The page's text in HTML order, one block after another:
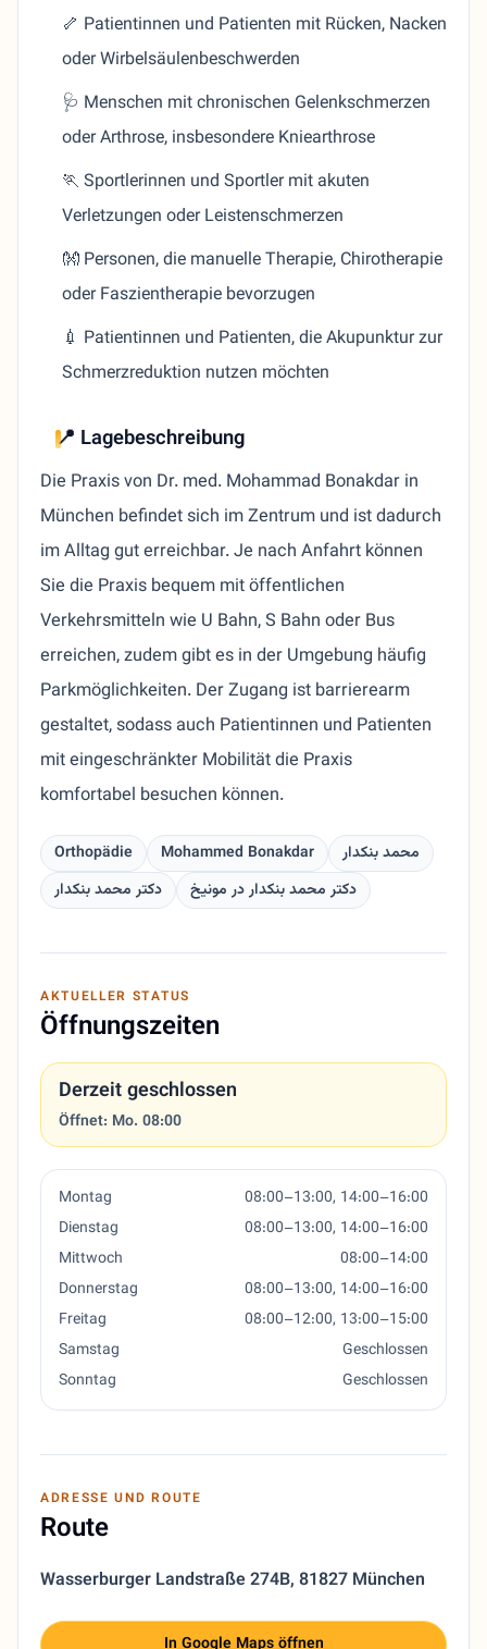
🦴 Patientinnen und Patienten mit Rücken, Nacken
oder Wirbelsäulenbeschwerden
🩺 Menschen mit chronischen Gelenkschmerzen
oder Arthrose, insbesondere Kniearthrose
🏃 Sportlerinnen und Sportler mit akuten
Verletzungen oder Leistenschmerzen
👐 Personen, die manuelle Therapie, Chirotherapie
oder Faszientherapie bevorzugen
💉 Patientinnen und Patienten, die Akupunktur zur
Schmerzreduktion nutzen möchten
📍 Lagebeschreibung
Die Praxis von Dr. med. Mohammad Bonakdar in
München befindet sich im Zentrum und ist dadurch
im Alltag gut erreichbar. Je nach Anfahrt können
Sie die Praxis bequem mit öffentlichen
Verkehrsmitteln wie U Bahn, S Bahn oder Bus
erreichen, zudem gibt es in der Umgebung häufig
Parkmöglichkeiten. Der Zugang ist barrierearm
gestaltet, sodass auch Patientinnen und Patienten
mit eingeschränkter Mobilität die Praxis
komfortabel besuchen können.
Orthopädie Mohammed Bonakdar
محمد بنکدار
دکتر محمد بنکدار
دکتر محمد بنکدار در مونیخ
AKTUELLER STATUS
Öffnungszeiten
Derzeit geschlossen
Öffnet: Mo. 08:00
Montag
08:00–13:00, 14:00–16:00
Dienstag
08:00–13:00, 14:00–16:00
Mittwoch
08:00–14:00
Donnerstag
08:00–13:00, 14:00–16:00
Freitag
08:00–12:00, 13:00–15:00
Samstag
Geschlossen
Sonntag
Geschlossen
ADRESSE UND ROUTE
Route
Wasserburger Landstraße 274B, 81827 München